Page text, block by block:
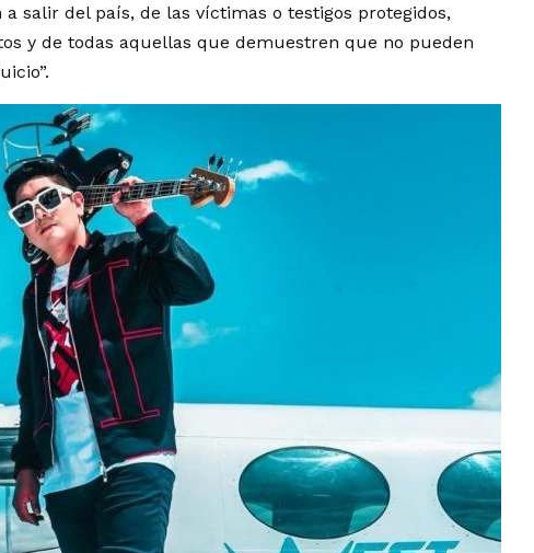
salir del país, de las víctimas o testigos protegidos,
y de todas aquellas que demuestren que no pueden